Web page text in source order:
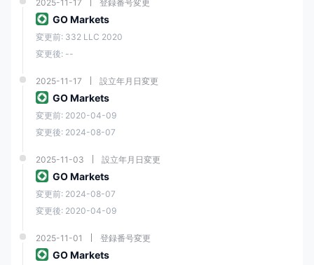
GO MARKETS最低入金額は最初は 0$ で、ライブ取引のフルサービスを
利用し、標準口座を開くことができます。 GO MARKETS出金オプショ
ンでは、銀行振込、カード、電子ウォレットなどの入金と同じ方法が使
用されますが、お客様の居住地とそのポリシー、または適用される法律
に従ってどの方法が適用されるかについてカスタマーサービスに確認し
ました。
GO MARKETS取引プラットフォーム
プラットフォーム
メタトレーダー4
メタトレーダー5
モバイル取引プラット
フォーム
2025-11-17 登録番号変更
GO Markets
変更前: 332 LLC 2020
変更後: --
2025-11-17 設立年月日変更
GO Markets
変更前: 2020-04-09
変更後: 2024-08-07
2025-11-03 設立年月日変更
GO Markets
変更前: 2024-08-07
変更後: 2020-04-09
2025-11-01 登録番号変更
GO Markets